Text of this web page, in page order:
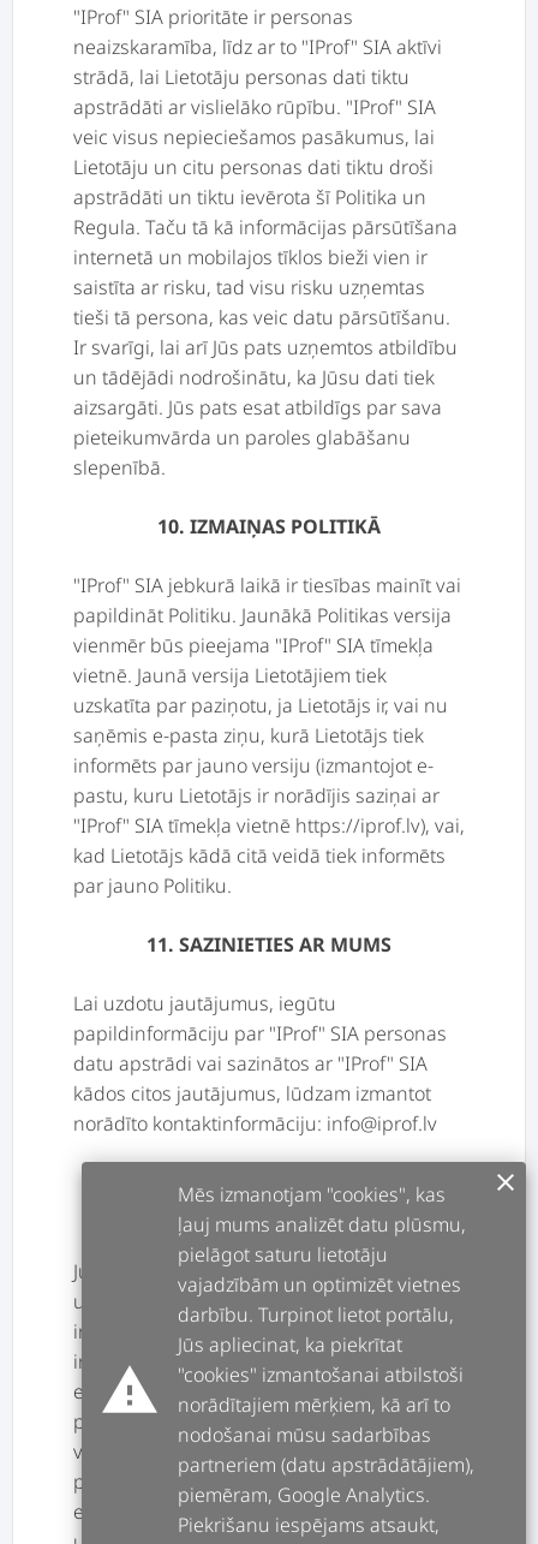
"IProf" SIA prioritāte ir personas
neaizskaramība, līdz ar to "IProf" SIA aktīvi
strādā, lai Lietotāju personas dati tiktu
apstrādāti ar vislielāko rūpību. "IProf" SIA
veic visus nepieciešamos pasākumus, lai
Lietotāju un citu personas dati tiktu droši
apstrādāti un tiktu ievērota šī Politika un
Regula. Taču tā kā informācijas pārsūtīšana
internetā un mobilajos tīklos bieži vien ir
saistīta ar risku, tad visu risku uzņemtas
tieši tā persona, kas veic datu pārsūtīšanu.
Ir svarīgi, lai arī Jūs pats uzņemtos atbildību
un tādējādi nodrošinātu, ka Jūsu dati tiek
aizsargāti. Jūs pats esat atbildīgs par sava
pieteikumvārda un paroles glabāšanu
slepenībā.
10. IZMAIŅAS POLITIKĀ
"IProf" SIA jebkurā laikā ir tiesības mainīt vai
papildināt Politiku. Jaunākā Politikas versija
vienmēr būs pieejama "IProf" SIA tīmekļa
vietnē. Jaunā versija Lietotājiem tiek
uzskatīta par paziņotu, ja Lietotājs ir, vai nu
saņēmis e-pasta ziņu, kurā Lietotājs tiek
informēts par jauno versiju (izmantojot e-
pastu, kuru Lietotājs ir norādījis saziņai ar
"IProf" SIA tīmekļa vietnē https://iprof.lv), vai,
kad Lietotājs kādā citā veidā tiek informēts
par jauno Politiku.
11. SAZINIETIES AR MUMS
Lai uzdotu jautājumus, iegūtu
papildinformāciju par "IProf" SIA personas
datu apstrādi vai sazinātos ar "IProf" SIA
kādos citos jautājumus, lūdzam izmantot
norādīto kontaktinformāciju: info@iprof.lv
12. TIESĪBAS IESNIEGT SŪDZĪBU
UZRAUDZĪBAS IESTĀDEI
Jums ir tiesības iesniegt sūdzību
uzraudzības iestādei (Datu valsts
inspekcijai). Dokumentus Datu valsts
inspekcijā pieņem, izmantojot pastu,
elektronisko pastu (ar drošu elektronisko
parakstu parakstītus dokumentus), kā arī tos
var atstāt Blaumaņa ielā 11/13, Rīgā, 1.stāva
pastkastē. Datu valsts inspekcija pieņem
elektroniskā pasta sūtījumus, kas saņemti
warning
Mēs izmanotjam "cookies", kas
ļauj mums analizēt datu plūsmu,
pielāgot saturu lietotāju
vajadzībām un optimizēt vietnes
darbību. Turpinot lietot portālu,
Jūs apliecinat, ka piekrītat
"cookies" izmantošanai atbilstoši
norādītajiem mērķiem, kā arī to
nodošanai mūsu sadarbības
partneriem (datu apstrādātājiem),
piemēram, Google Analytics.
Piekrišanu iespējams atsaukt,
clear